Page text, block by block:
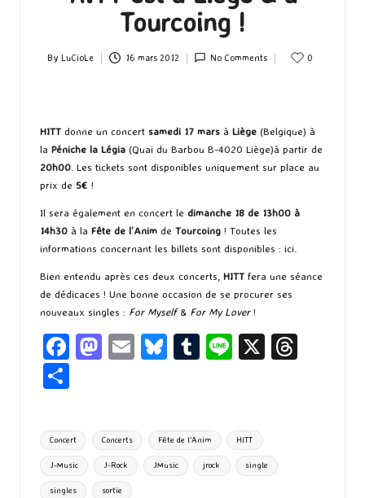
Tourcoing !
Posted
By LuCioLe 16 mars 2012 No Comments 0
HITT donne un concert samedi 17 mars à Liège (Belgique) à
la Péniche la Légia (Quai du Barbou B-4020 Liège)à partir de
20h00. Les tickets sont disponibles uniquement sur place au
prix de 5€ !
Il sera également en concert le dimanche 18 de 13h00 à
14h30 à la Fête de l’Anim de Tourcoing ! Toutes les
informations concernant les billets sont disponibles : ici.
Bien entendu après ces deux concerts, HITT fera une séance
de dédicaces ! Une bonne occasion de se procurer ses
nouveaux singles : For Myself& For My Lover!
Fa
o
o
k
M
d
o
n
E
l
Bl
ky
T
bl
r
Li X
ta
g
er
Tags:
Concert Concerts Fête de l'Anim HITT
J-Music J-Rock JMusic jrock single
singles sortie